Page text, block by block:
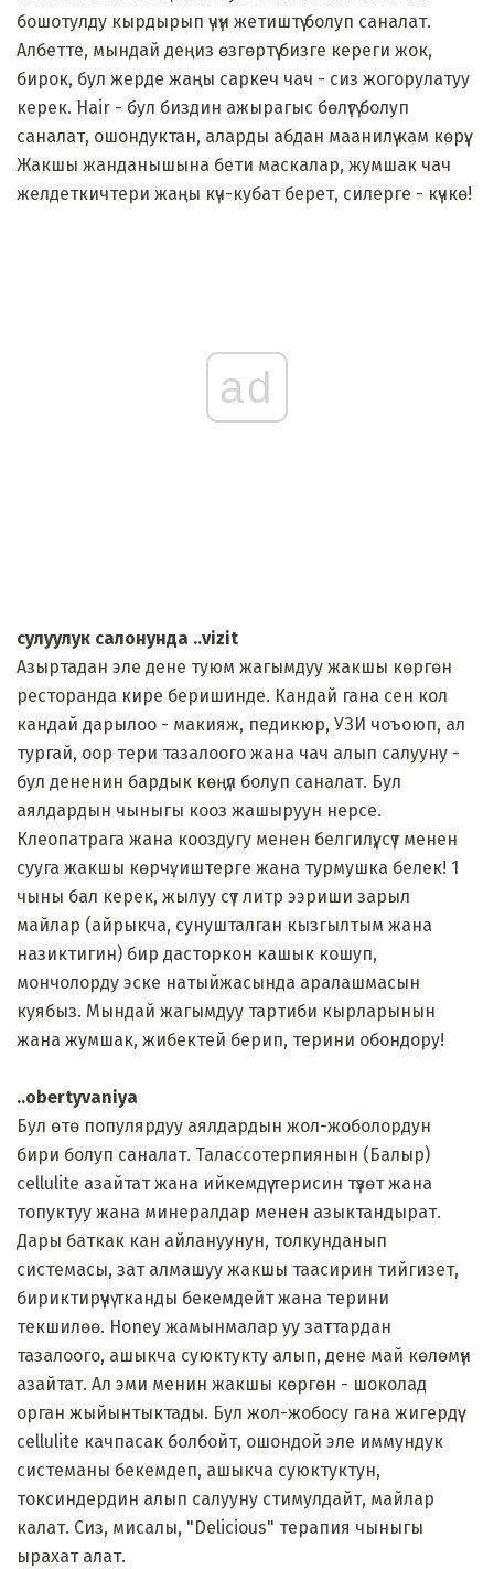
бошотулду кырдырып үчүн жетиштүү болуп саналат.
Албетте, мындай деңиз өзгөртүү бизге кереги жок,
бирок, бул жерде жаңы саркеч чач - сиз жогорулатуу
керек. Hair - бул биздин ажырагыс бөлүгү болуп
саналат, ошондуктан, аларды абдан маанилүү кам көрүү.
Жакшы жанданышына бети маскалар, жумшак чач
желдеткичтери жаңы күч-кубат берет, силерге - күчкө!
ad
сулуулук салонунда ..vizit
Азыртадан эле дене туюм жагымдуу жакшы көргөн
ресторанда кире беришинде. Кандай гана сен кол
кандай дарылоо - макияж, педикюр, УЗИ чоъоюп, ал
тургай, оор тери тазалоого жана чач алып салууну -
бул дененин бардык көңүл болуп саналат. Бул
аялдардын чыныгы кооз жашыруун нерсе.
Клеопатрага жана кооздугу менен белгилүү, сүт менен
сууга жакшы көрчү. иштерге жана турмушка белек! 1
чыны бал керек, жылуу сүт литр ээриши зарыл
майлар (айрыкча, сунушталган кызгылтым жана
назиктигин) бир дасторкон кашык кошуп,
мончолорду эске натыйжасында аралашмасын
куябыз. Мындай жагымдуу тартиби кырларынын
жана жумшак, жибектей берип, терини обондору!
..obertyvaniya
Бул өтө популярдуу аялдардын жол-жоболордун
бири болуп саналат. Талассотерпиянын (Балыр)
cellulite азайтат жана ийкемдүү терисин түзөт жана
топуктуу жана минералдар менен азыктандырат.
Дары баткак кан айлануунун, толкунданып
системасы, зат алмашуу жакшы таасирин тийгизет,
бириктирүүчү тканды бекемдейт жана терини
текшилөө. Honey жамынмалар уу заттардан
тазалоого, ашыкча суюктукту алып, дене май көлөмүн
азайтат. Ал эми менин жакшы көргөн - шоколад
орган жыйынтыктады. Бул жол-жобосу гана жигердүү
cellulite качпасак болбойт, ошондой эле иммундук
системаны бекемдеп, ашыкча суюктуктун,
токсиндердин алып салууну стимулдайт, майлар
калат. Сиз, мисалы, "Delicious" терапия чыныгы
ырахат алат.